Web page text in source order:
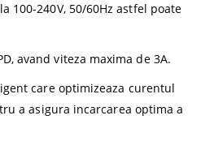
100-240V, 50/60Hz astfel poate
avand viteza maxima de 3A.
care optimizeaza curentul
a asigura incarcarea optima a